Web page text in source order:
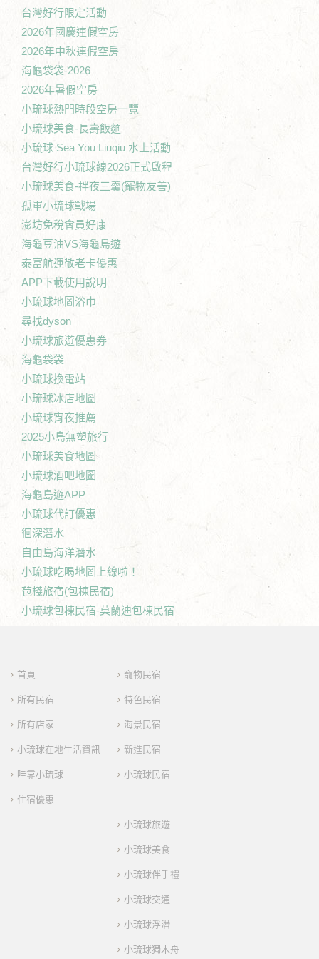
台灣好行限定活動
2026年國慶連假空房
2026年中秋連假空房
海龜袋袋-2026
2026年暑假空房
小琉球熱門時段空房一覽
小琉球美食-長壽飯麵
小琉球 Sea You Liuqiu 水上活動
台灣好行小琉球線2026正式啟程
小琉球美食-拌夜三羹(寵物友善)
孤軍小琉球戰場
澎坊免稅會員好康
海龜豆油VS海龜島遊
泰富航運敬老卡優惠
APP下載使用說明
小琉球地圖浴巾
尋找dyson
小琉球旅遊優惠券
海龜袋袋
小琉球換電站
小琉球冰店地圖
小琉球宵夜推薦
2025小島無塑旅行
小琉球美食地圖
小琉球酒吧地圖
海龜島遊APP
小琉球代訂優惠
徊深潛水
自由島海洋潛水
小琉球吃喝地圖上線啦！
苞棧旅宿(包棟民宿)
小琉球包棟民宿-莫蘭迪包棟民宿
首頁
所有民宿
所有店家
小琉球在地生活資訊
哇靠小琉球
住宿優惠
寵物民宿
特色民宿
海景民宿
新進民宿
小琉球民宿
小琉球旅遊
小琉球美食
小琉球伴手禮
小琉球交通
小琉球浮潛
小琉球獨木舟